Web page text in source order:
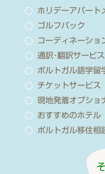
ホリデーアパート
ゴルフパック
コーディネーショ
通訳･翻訳サービス
ポルトガル語学留
チケットサービス
現地発着オプショ
おすすめのホテル
ポルトガル移住相